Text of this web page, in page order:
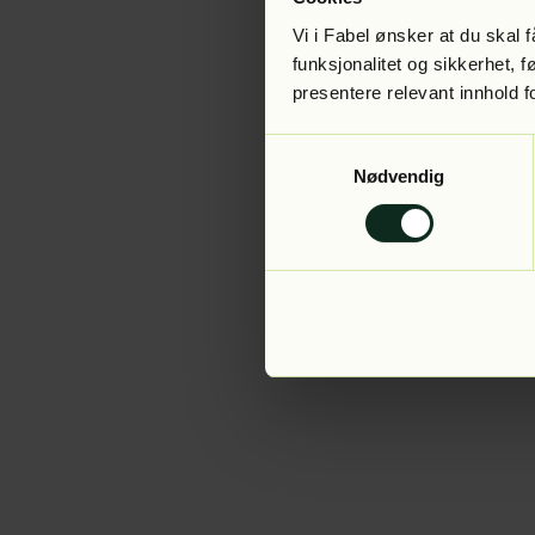
Vi i Fabel ønsker at du skal
funksjonalitet og sikkerhet,
presentere relevant innhold
Nødvendig
Application